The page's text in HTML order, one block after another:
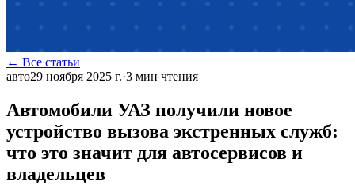
← Все статьи
авто29 ноября 2025 г.·3 мин чтения
Автомобили УАЗ получили новое
устройство вызова экстренных служб:
что это значит для автосервисов и
владельцев